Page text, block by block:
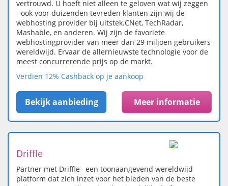
vertrouwd. U hoeft niet alleen te geloven wat wij zeggen
- ook voor duizenden tevreden klanten zijn wij de
webhosting provider bij uitstek.CNet, TechRadar,
Mashable, en anderen. Wij zijn de favoriete
webhostingprovider van meer dan 29 miljoen gebruikers
wereldwijd. Ervaar de allernieuwste technologie voor de
meest concurrerende prijs op de markt.
Verdien 12% Cashback op je aankoop
Bekijk aanbieding Meer informatie
Driffle
Partner met Driffle– een toonaangevend wereldwijd
platform dat zich inzet voor het bieden van de beste